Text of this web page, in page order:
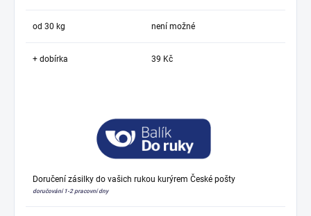
od 30 kg není možné
+ dobírka 39 Kč
Doručení zásilky do vašich rukou kurýrem České pošty
doručování 1-2 pracovní dny